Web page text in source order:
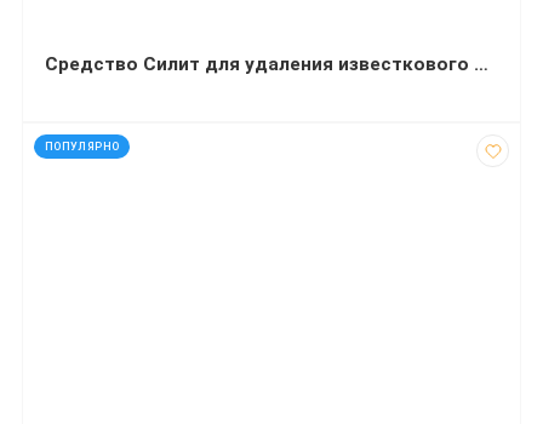
Средство Силит для удаления известкового налета и ржавчины 450 миллилитров
ПОПУЛЯРНО
код: 92769